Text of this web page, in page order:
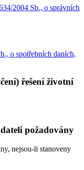
2004 Sb., o správních
o spotřebních daních,
řešení životní
požadovány
nejsou-li stanoveny